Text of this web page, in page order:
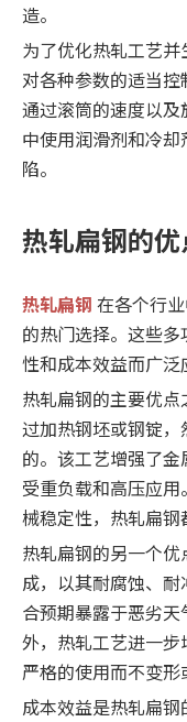
造。
为了优化热轧工艺
对各种参数的适当
通过滚筒的速度以
中使用润滑剂和冷
陷。
热轧扁钢的
热轧扁钢 在各个行
的热门选择。这些
性和成本效益而广泛
热轧扁钢的主要优
过加热钢坯或钢锭
的。该工艺增强了
受重负载和高压应
械稳定性，热轧扁钢
热轧扁钢的另一个
成，以其耐腐蚀、
合预期暴露于恶劣
外，热轧工艺进一
严格的使用而不变形
成本效益是热轧扁